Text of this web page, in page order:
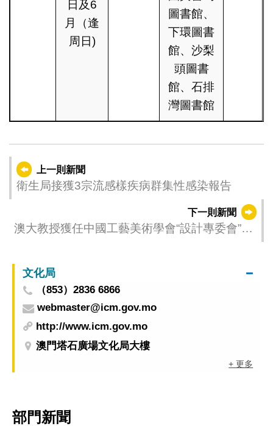
日及6
月（逢
周日)
圖書館、
下環圖書
館、沙梨
頭圖書
館、石排
灣圖書館
上一則新聞
衛生局接獲3宗流感樣疾病群集性感染報告
下一則新聞
澳大教授獲任中國工藝美術學會“設計專委會”創
文化局
（853）2836 6866
webmaster@icm.gov.mo
http://www.icm.gov.mo
澳門塔石廣場文化局大樓
+ 更多
部門新聞